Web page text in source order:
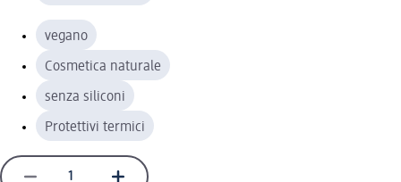
vegano
Cosmetica naturale
senza siliconi
Protettivi termici